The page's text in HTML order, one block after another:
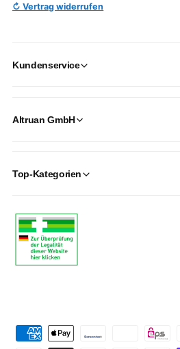
↻ Vertrag widerrufen
Kundenservice
Altruan GmbH
Top-Kategorien